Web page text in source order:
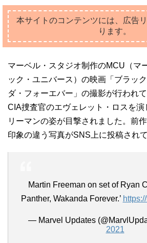
本サイトのコンテンツには、広告
ります。
マーベル・スタジオ制作のMCU（マ
ック・ユニバース）の映画「ブラッ
ダ・フォーエバー」の撮影が行われ
CIA捜査官のエヴェレット・ロスを演
リーマンの姿が目撃されました。前
印象の違う写真がSNS上に投稿されて
Martin Freeman on set of Ryan
Panther, Wakanda Forever.’
— Marvel Updates
2021